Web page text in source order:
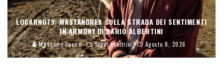
LOCARNO79: MASTANDREA SULLA STRADA DEI SENTIMENTI
IN ARMONY DI DARIO ALBERTINI
Massimo Causo Sogni elettrici Agosto 8, 2026